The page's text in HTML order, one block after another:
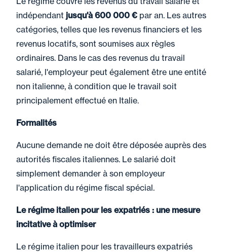
indépendant jusqu'à 600 000 € par an. Les autres
catégories, telles que les revenus financiers et les
revenus locatifs, sont soumises aux règles
ordinaires. Dans le cas des revenus du travail
salarié, l'employeur peut également être une entité
non italienne, à condition que le travail soit
principalement effectué en Italie.
Formalités
Aucune demande ne doit être déposée auprès des
autorités fiscales italiennes. Le salarié doit
simplement demander à son employeur
l'application du régime fiscal spécial.
Le régime italien pour les expatriés : une mesure
incitative à optimiser
Le régime italien pour les travailleurs expatriés